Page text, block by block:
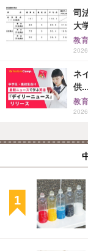
司
大
教
ネ
供
教